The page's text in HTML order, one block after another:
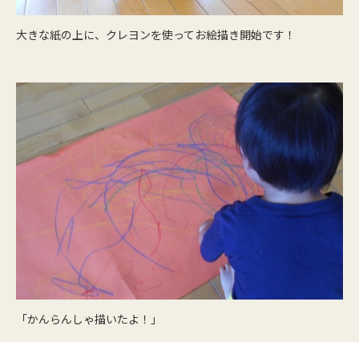
大きな紙の上に、クレヨンを使ってお絵描き開始です！
「かんらんしゃ描いたよ！」